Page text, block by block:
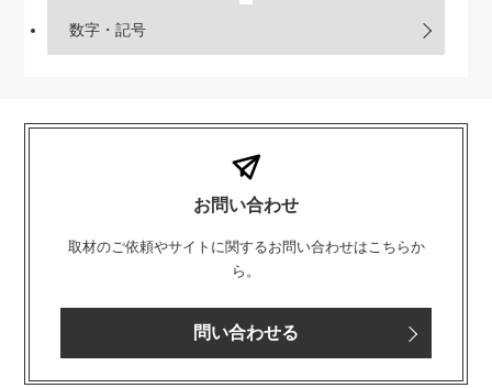
数字・記号
お問い合わせ
取材のご依頼やサイトに関するお問い合わせはこちらか
ら。
問い合わせる